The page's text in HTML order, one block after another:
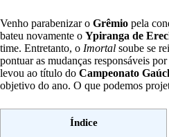
Venho parabenizar o Grêmio pela
bateu novamente o Ypiranga de
time. Entretanto, o Imortal soube se
pontuar as mudanças responsáveis
levou ao título do Campeonato
objetivo do ano. O que podemos
Índice